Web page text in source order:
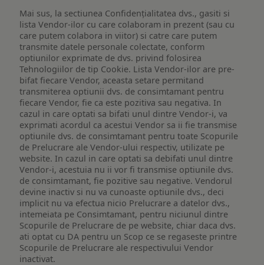
Mai sus, la sectiunea Confidențialitatea dvs., gasiti si
lista Vendor-ilor cu care colaboram in prezent (sau cu
care putem colabora in viitor) si catre care putem
transmite datele personale colectate, conform
optiunilor exprimate de dvs. privind folosirea
Tehnologiilor de tip Cookie. Lista Vendor-ilor are pre-
bifat fiecare Vendor, aceasta setare permitand
transmiterea optiunii dvs. de consimtamant pentru
fiecare Vendor, fie ca este pozitiva sau negativa. In
cazul in care optati sa bifati unul dintre Vendor-i, va
exprimati acordul ca acestui Vendor sa ii fie transmise
optiunile dvs. de consimtamant pentru toate Scopurile
de Prelucrare ale Vendor-ului respectiv, utilizate pe
website. In cazul in care optati sa debifati unul dintre
Vendor-i, acestuia nu ii vor fi transmise optiunile dvs.
de consimtamant, fie pozitive sau negative. Vendorul
devine inactiv si nu va cunoaste optiunile dvs., deci
implicit nu va efectua nicio Prelucrare a datelor dvs.,
intemeiata pe Consimtamant, pentru niciunul dintre
Scopurile de Prelucrare de pe website, chiar daca dvs.
ati optat cu DA pentru un Scop ce se regaseste printre
Scopurile de Prelucrare ale respectivului Vendor
inactivat.